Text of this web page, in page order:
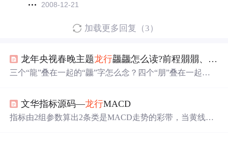
2008-12-21
加载更多回复（3）
龙年央视春晚主题龙行龘龘怎么读?前程朤朤、生活䲜䲜怎么念
三个“龍”叠在一起的“龘”字怎么念？四个“朋”叠在一起的
文华指标源码—龙行MACD
指标由2组参数算出2条类是MACD走势的彩带，当黄线由